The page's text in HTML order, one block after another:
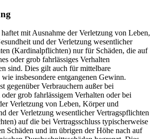
mit Ausnahme der Verletzung von Leben,
und der Verletzung wesentlicher
(Kardinalpflichten) nur für Schäden, die auf
oder grob fahrlässiges Verhalten
sind. Dies gilt auch für mittelbare
wie insbesondere entgangenen Gewinn.
gegenüber Verbrauchern außer bei
grob fahrlässigem Verhalten oder bei
Verletzung von Leben, Körper und
der Verletzung wesentlicher Vertragspflichten
auf die bei Vertragsschluss typischerweise
Schäden und im übrigen der Höhe nach auf